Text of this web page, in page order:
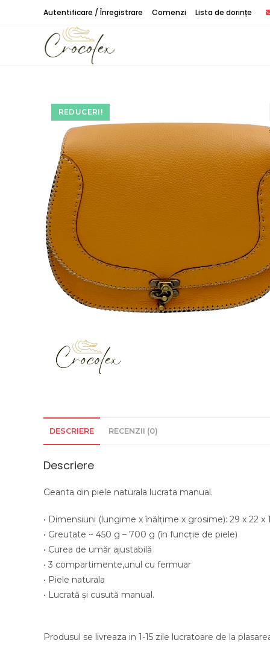
Autentificare / Înregistrare Comenzi Lista de dorințe
REDUCERI!
DESCRIERE RECENZII (0)
Descriere
Geanta din piele naturala lucrata manual.
• Dimensiuni (lungime x înălţime x grosime): 29 x 22 x
• Greutate ~ 450 g – 700 g (în funcție de piele)
• Curea de umăr ajustabilă
• 3 compartimente,unul cu fermuar
• Piele naturala
• Lucrată şi cusută manual.
Produsul se livreaza in 1-15 zile lucratoare de la